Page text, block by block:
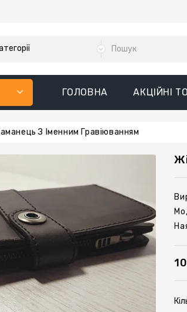
ГОЛОВНА АКЦІЙНІ
З Іменним Гравіюванням